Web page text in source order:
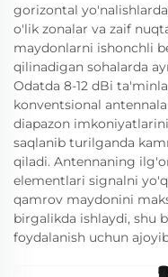
gorizontal
o'lik zonalar va zaif
maydonlarni ishonchli
qilinadigan sohalarda
Odatda 8-12 dBi
konventsional
diapazon
saqlanib turilganda
qiladi. Antennaning
elementlari signalni
qamrov maydonini
birgalikda ishlaydi, shu
foydalanish uchun